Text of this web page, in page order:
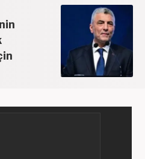
ve spor editörlüğü yaptı.
Medya Grubu’nda editörlük
Mayıs ayından itibaren
Haber7.com’da editör
görevini sürdürmektedir.